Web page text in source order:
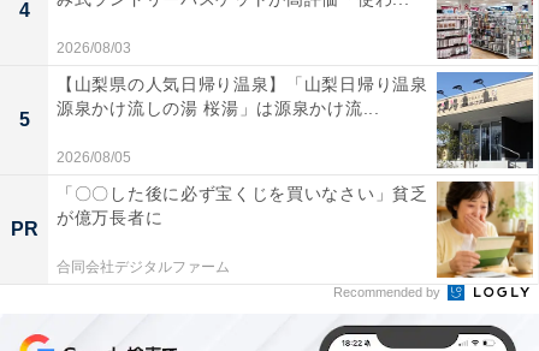
葉っぱ柄キルティングデイリーポーチ
『あつまれ どうぶつの森』に登場する葉っぱをモチーフ
にしたキルティングポーチで、まめきち＆つぶきちの刺
しゅう入りがポイント。サイズは
W15×H13.5×D5cm（約）と持ち歩きに最適なコンパクト
サイズで、バッグの中でさっと取り出せる便利な設計に
なっています。コスメポーチとしてはもちろん、ガジェ
ットポーチとしても使える汎用性の高さも魅力です。
4
2026/08/03
5
【山梨県の人気日帰り温泉】「山梨日帰り温泉
源泉かけ流しの湯 桜湯」は源泉かけ流...
2026/08/05
PR
「〇〇した後に必ず宝くじを買いなさい」貧乏
が億万長者に
合同会社デジタルファーム
Recommended by